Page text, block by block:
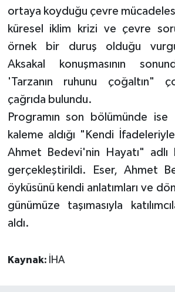
ortaya koyduğu çevre
küresel iklim krizi ve çevre
örnek bir duruş olduğu
Aksakal konuşmasının
'Tarzanın ruhunu çoğaltın"
çağrıda bulundu.
Programın son bölümünde ise
kaleme aldığı "Kendi
Ahmet Bedevi'nin Hayatı" adlı
gerçekleştirildi. Eser, Ahmet
öyküsünü kendi anlatımları ve
günümüze taşımasıyla
aldı.
Kaynak: İHA